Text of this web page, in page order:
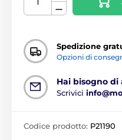
Spedizione
Opzioni di
Hai bisogno di
Scrivici
Codice prodotto: P21190